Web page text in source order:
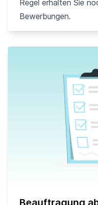
Regel erhalten Sie
Bewerbungen.
Beauftragung